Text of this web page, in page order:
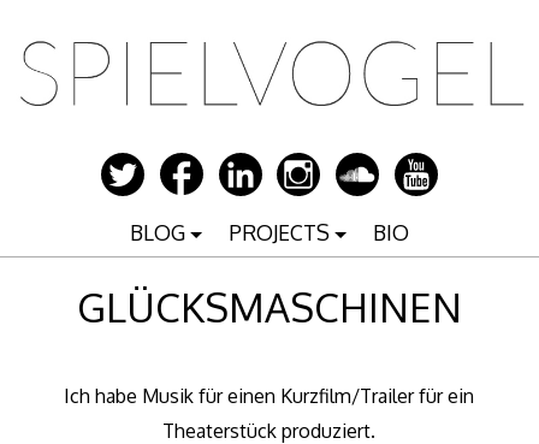
Inhalt
springen
BLOG PROJECTS BIO
GLÜCKSMASCHINEN
Ich habe Musik für einen Kurzfilm/Trailer für ein
Theaterstück produziert.